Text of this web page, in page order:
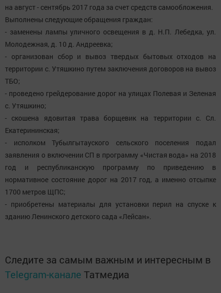
на август - сентябрь 2017 года за счет средств самообложения.
Выполнены следующие обращения граждан:
- заменены лампы уличного освещения в д. Н.П. Лебедка, ул.
Молодежная, д. 10 д. Андреевка;
- организован сбор и вывоз твердых бытовых отходов на
территории с. Утяшкино путем заключения договоров на вывоз
ТБО;
- проведено грейдерование дорог на улицах Полевая и Зеленая
с. Утяшкино;
- скошена ядовитая трава борщевик на территории с. Сл.
Екатерининская;
- исполком Тубылгытауского сельского поселения подал
заявления о включении СП в программу «Чистая вода» на 2018
год и республиканскую программу по приведению в
нормативное состояние дорог на 2017 год, а именно отсыпке
1700 метров ЩПС;
- приобретены материалы для установки перил на спуске к
зданию Ленинского детского сада «Лейсан».
Следите за самым важным и интересным в
Telegram-канале Татмедиа